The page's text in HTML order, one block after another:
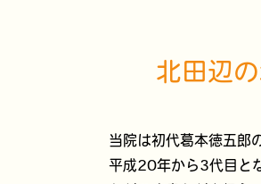
北田辺
当院は初代葛本徳五郎
平成20年から3代目と